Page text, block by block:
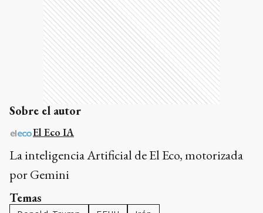
Sobre el autor
El Eco IA
La inteligencia Artificial de El Eco, motorizada
por Gemini
Temas